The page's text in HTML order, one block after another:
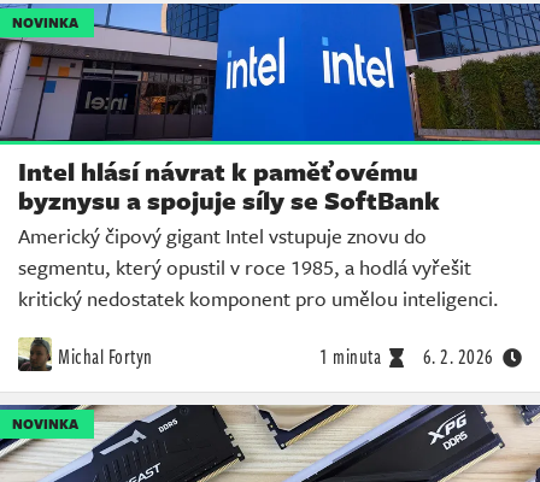
NOVINKA
Intel hlásí návrat k paměťovému
byznysu a spojuje síly se SoftBank
Americký čipový gigant Intel vstupuje znovu do
segmentu, který opustil v roce 1985, a hodlá vyřešit
kritický nedostatek komponent pro umělou inteligenci.
Michal Fortyn 1 minuta 6. 2. 2026
NOVINKA